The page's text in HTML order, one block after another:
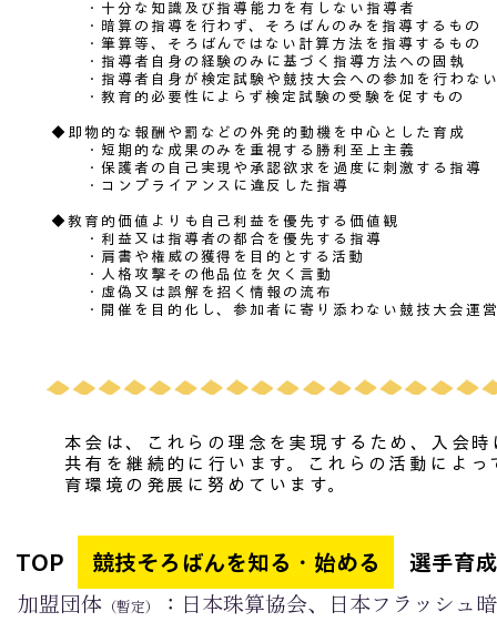
・十分な知識及び指導能力を有しない指導者
・暗算の指導を行わず、そろばんのみを指導するもの
・筆算等、そろばんではない計算方法を指導するもの
・指導者自身の経験のみに基づく指導方法への固執
・指導者自身が検定試験や競技大会への参加を行わな
・教育的必要性によらず検定試験の受験を促すもの
◆即物的な報酬や罰などの外発的動機を中心とした育成
・短期的な成果のみを重視する勝利至上主義
・保護者の自己実現や承認欲求を過度に刺激する指導
​ ・コンプライアンスに違反した指導
◆教育的価値よりも自己利益を優先する価値観
・利益又は指導者の都合を優先する指導
・肩書や権威の獲得を目的とする活動
・人格攻撃その他品位を欠く言動
・虚偽又は誤解を招く情報の流布
・開催を目的化し、参加者に寄り添わない競技大会運
本会は、これらの理念を実現するため、入会
共有を継続的に行います。これらの活動によ
育環境の発展に努めています。
TOP 競技そろばんを知る・始める 選手育
加盟団体 （暫定） ：日本珠算協会、日本フラッシュ